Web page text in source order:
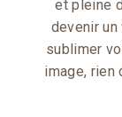
et pleine
devenir
sublimer
image, rien